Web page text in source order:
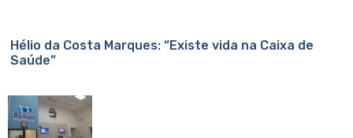
Hélio da Costa Marques: “Existe vida na Caixa de
Saúde”